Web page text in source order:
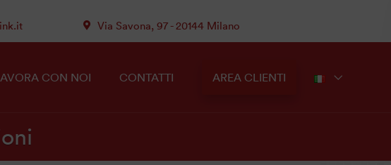
Via Savona, 97 - 20144 Milano
CON NOI CONTATTI AREA CLIENTI